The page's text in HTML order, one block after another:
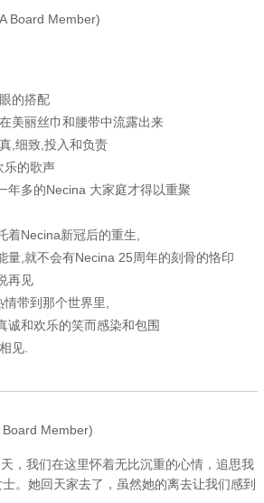
Board Member)
的搭配
美丽丝巾和腰带中流露出来
,细致,投入和负责
乐的歌声
年多的Necina 大家庭才得以重聚
着Necina新冠后的重生,
量,就不会有Necina 25周年的刻骨的恪印
再见
带到那个世界里,
诚和欢乐的笑而感染和包围
见.
Board Member)
，我们在这里怀着无比沉重的心情，追思我
。她回天家去了，虽然她的离去让我们感到